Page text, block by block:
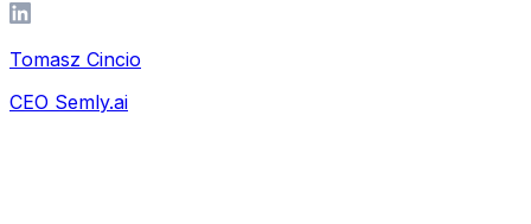
Tomasz Cincio
CEO Semly.ai